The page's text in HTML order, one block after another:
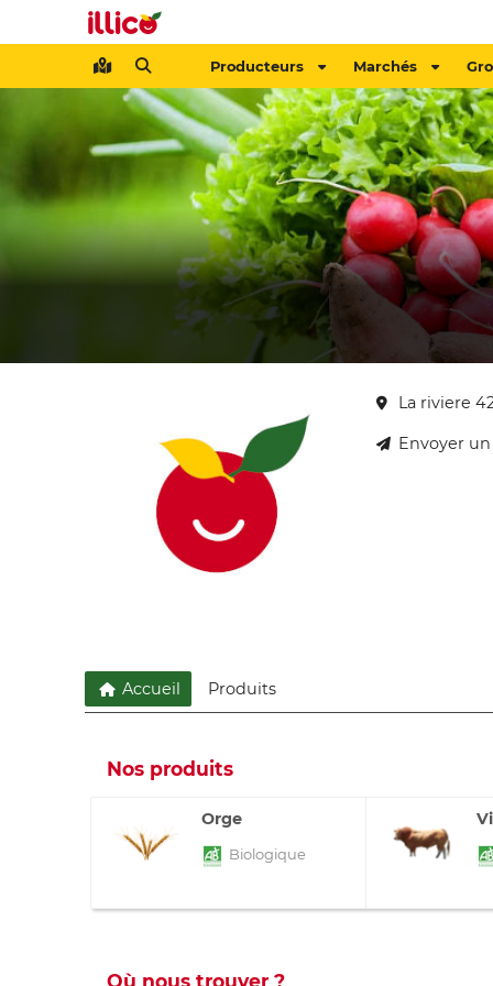
Producteurs Marchés
La riviere
Envoyer
Accueil Produits
Nos produits
Orge
Biologique
Où nous trouver ?